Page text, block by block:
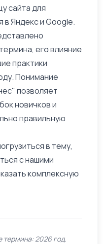
сайта для
в Яндекс и Google.
термина, его влияние
практики
Понимание
позволяет
новичков и
правильную
в тему,
с нашими
комплексную
термина: 2026 год.